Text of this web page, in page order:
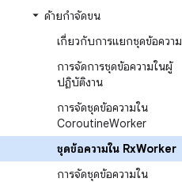
ด้ายกำจัดขน
เกี่ยวกับการแยกชุดข้อความ
การจัดการชุดข้อความในผู้
ปฏิบัติงาน
การจัดชุดข้อความใน
CoroutineWorker
ชุดข้อความใน RxWorker
การจัดชุดข้อความใน